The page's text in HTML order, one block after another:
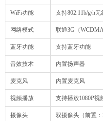
WiFi功能 支持802.11b/g/n无
网络模式 联通3G（WCDMA
蓝牙功能 支持蓝牙功能
音效技术 内置扬声器
麦克风 内置麦克风
视频播放 支持播放1080P视
摄像头 双摄像头（前置：